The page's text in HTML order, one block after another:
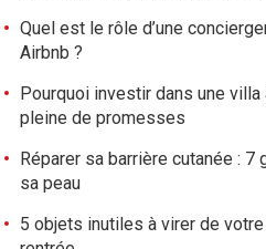
Quel est le rôle d’une
Airbnb ?
Pourquoi investir dans une villa
pleine de promesses
Réparer sa barrière cutanée :
sa peau
5 objets inutiles à virer de